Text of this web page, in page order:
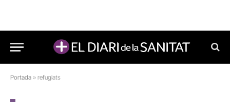
Portada » refugiats